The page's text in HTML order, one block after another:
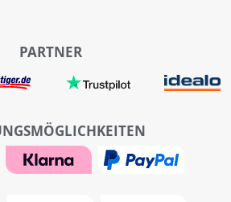
PARTNER